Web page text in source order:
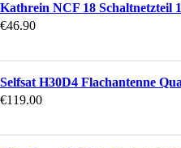
Kathrein NCF 18 Schaltnetzteil
€46.90
Selfsat H30D4 Flachantenne
€119.00